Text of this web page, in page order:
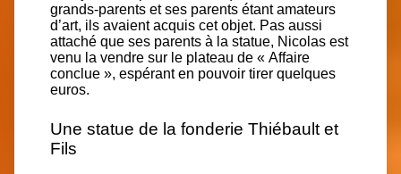
grands-parents et ses parents étant amateurs
d’art, ils avaient acquis cet objet. Pas aussi
attaché que ses parents à la statue, Nicolas est
venu la vendre sur le plateau de « Affaire
conclue », espérant en pouvoir tirer quelques
euros.
Une statue de la fonderie Thiébault et
Fils